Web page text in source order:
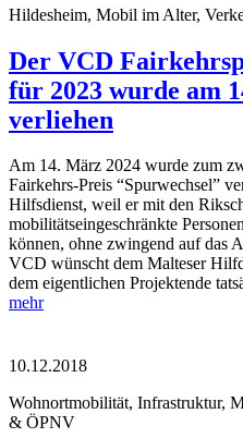
Hildesheim, Mobil im Alter,
Der VCD
für 2023 wurde am
verliehen
Am 14. März 2024 wurde zum
Fairkehrs-Preis “Spurwechsel”
Hilfsdienst, weil er mit den
mobilitätseingeschränkte
können, ohne zwingend auf das
VCD wünscht dem Malteser
dem eigentlichen Projektende
mehr
10.12.2018
Wohnortmobilität, Infrastruktur,
& ÖPNV